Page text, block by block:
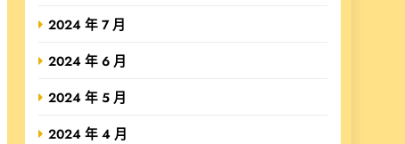
2024 年 7 月
2024 年 6 月
2024 年 5 月
2024 年 4 月